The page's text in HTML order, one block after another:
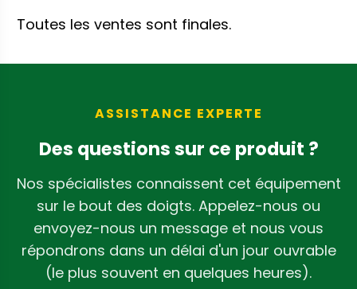
Toutes les ventes sont finales.
ASSISTANCE EXPERTE
Des questions sur ce produit ?
Nos spécialistes connaissent cet équipement
sur le bout des doigts. Appelez-nous ou
envoyez-nous un message et nous vous
répondrons dans un délai d'un jour ouvrable
(le plus souvent en quelques heures).